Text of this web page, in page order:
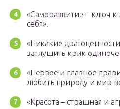
«Саморазвитие – ключ к
себя».
«Никакие
заглушить крик
«Первое и главное
любить природу и мир
«Красота – страшная и